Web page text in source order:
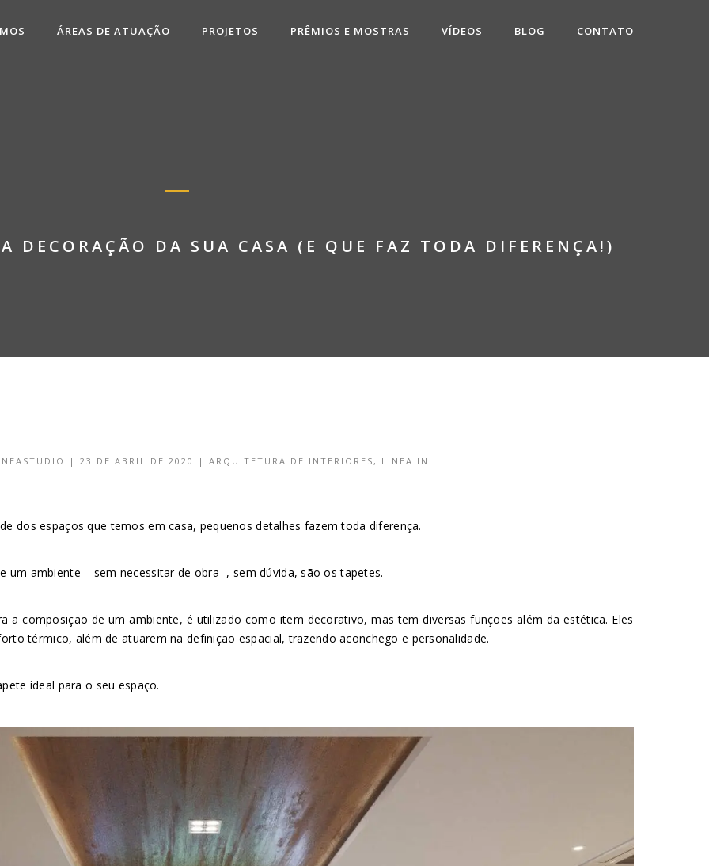
ÁREAS DE ATUAÇÃO PROJETOS PRÊMIOS E MOSTRAS VÍDEOS BLOG CONTATO
DECORAÇÃO DA SUA CASA (E QUE FAZ TODA DIFERENÇA!)
| 23 DE ABRIL DE 2020 | ARQUITETURA DE INTERIORES, LINEA IN
dos espaços que temos em casa, pequenos detalhes fazem toda diferença.
ambiente – sem necessitar de obra -, sem dúvida, são os tapetes.
a composição de um ambiente, é utilizado como item decorativo, mas tem diversas funções além da estética. Eles
térmico, além de atuarem na definição espacial, trazendo aconchego e personalidade.
ideal para o seu espaço.